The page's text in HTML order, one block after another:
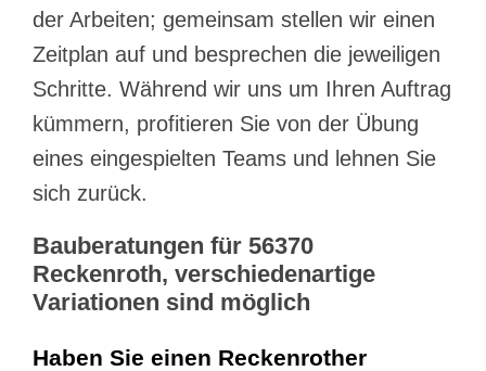
der Arbeiten; gemeinsam stellen wir einen
Zeitplan auf und besprechen die jeweiligen
Schritte. Während wir uns um Ihren Auftrag
kümmern, profitieren Sie von der Übung
eines eingespielten Teams und lehnen Sie
sich zurück.
Bauberatungen für 56370
Reckenroth, verschiedenartige
Variationen sind möglich
Haben Sie einen Reckenrother